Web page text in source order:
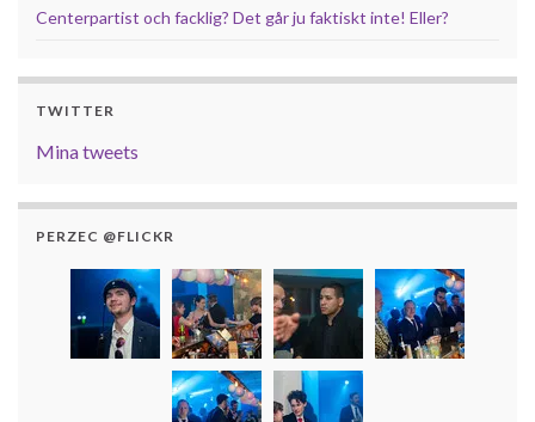
Centerpartist och facklig? Det går ju faktiskt inte! Eller?
TWITTER
Mina tweets
PERZEC @FLICKR